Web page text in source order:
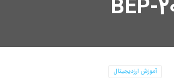
آموزش ارزدیجیتال